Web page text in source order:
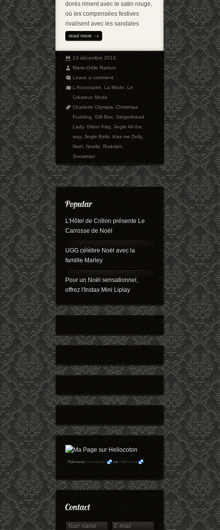
dorés riment avec le satin rouge,
où les compensées festives
rivalisent avec les sandales
read more
23 décembre 2013
Marie-Odile Radom
Leave a comment
L'Accessoire,La Mode,Le
Créateur,Mode
Charlotte Olympia,Christmas
Pudding,Gift Box,Gingerbread
Lady,Glitter Kitty,Jingle All the
way,Jingle Bells,Kiss me Dolly,
Noël,Noelle,Rudolph,
Snowman
L'Hôtel de Crillon présente Le
Carrosse de Noël
UGG célèbre Noël avec la
famille Marley
Pour un Noël sensationnel,
offrez l'Instax Mini Liplay
Retrouvezmaryophoto surHellocoton